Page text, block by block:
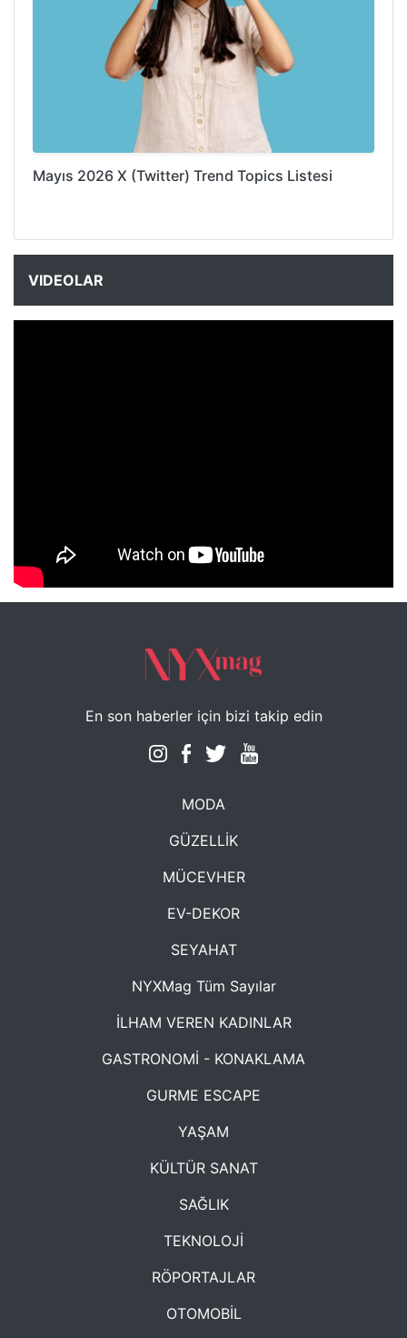
Mayıs 2026 X (Twitter) Trend Topics Listesi
VIDEOLAR
NYXmag 2. Yaş Kutlama Etkinliği
En son haberler için bizi takip edin
MODA
GÜZELLİK
MÜCEVHER
EV-DEKOR
SEYAHAT
NYXMag Tüm Sayılar
İLHAM VEREN KADINLAR
GASTRONOMİ - KONAKLAMA
GURME ESCAPE
YAŞAM
KÜLTÜR SANAT
SAĞLIK
TEKNOLOJİ
RÖPORTAJLAR
OTOMOBİL